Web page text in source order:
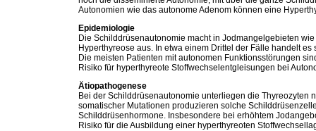
Autonomien wie das autonome Adenom können eine
Epidemiologie
Die Schilddrüsenautonomie macht in Jodmangelgebieten
Hyperthyreose aus. In etwa einem Drittel der Fälle handelt
Die meisten Patienten mit autonomen Funktionsstörungen
Risiko für hyperthyreote Stoffwechselentgleisungen bei
Ätiopathogenese
Bei der Schilddrüsenautonomie unterliegen die Thyreozyten
somatischer Mutationen produzieren solche
Schilddrüsenhormone. Insbesondere bei erhöhtem
Risiko für die Ausbildung einer hyperthyreoten